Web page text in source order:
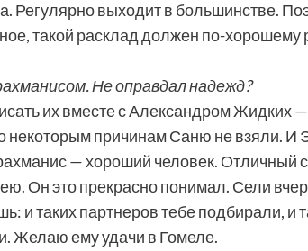
Регулярно выходит в большинстве.
такой расклад должен по-хорошему
Не оправдал надежд?
их вместе с Александром Жидких —
некоторым причинам Саню не взяли. И
— хороший человек. Отличный
Он это прекрасно понимал. Сели
и таких партнеров тебе подбирали, и
Желаю ему удачи в Гомеле.